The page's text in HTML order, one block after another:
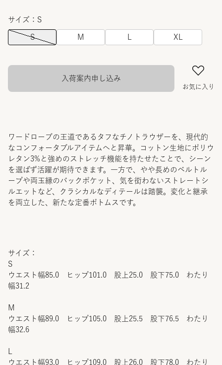
サイズ：S
S M XL
お気に入り
入荷案内申し込み
ワードローブの王道であるタフなチノトラウザーを、現代的
なコンフォータブルアイテムへと昇華。コットン生地にポリウ
レタン3%と強めのストレッチ機能を持たせたことで、シーン
を選ばず活躍が期待できます。一方で、やや長めのベルトル
ープや両玉縁のバックポケット、気を衒わないストレートシ
ルエットなど、クラシカルなディテールは踏襲。変化と継承
を両立した、新たな定番ボトムスです。
サイズ：
S
ウエスト幅85.0 ヒップ101.0 股上25.0 股下75.0 わたり
幅31.2
M
ウエスト幅89.0 ヒップ105.0 股上25.5 股下76.5 わたり
幅32.6
ウエスト幅93.0 ヒップ109.0 股上26.0 股下78.0 わたり